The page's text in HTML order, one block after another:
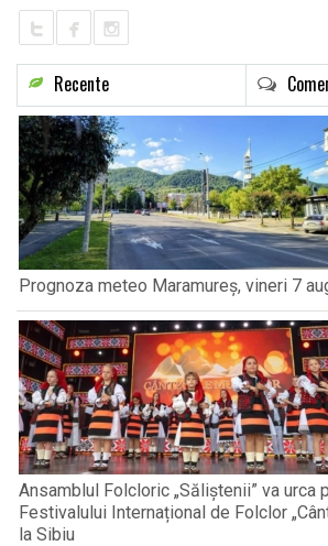
Recente
Prognoza meteo Maramureș, vineri 7
Ansamblul Folcloric „Săliștenii” va urca
Festivalului Internațional de Folclor
la Sibiu